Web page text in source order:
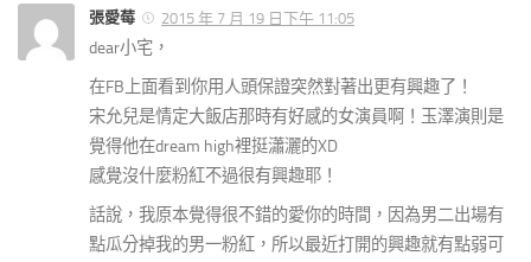
張愛莓 2015 年 7 月 19 日下午 11:05
dear小宅，
在FB上面看到你用人頭保證突然對著出更有興趣了！
宋允兒是情定大飯店那時有好感的女演員啊！玉澤演則是
覺得他在dream high裡挺瀟灑的XD
感覺沒什麼粉紅不過很有興趣耶！
話說，我原本覺得很不錯的愛你的時間，因為男二出場有
點瓜分掉我的男一粉紅，所以最近打開的興趣就有點弱可